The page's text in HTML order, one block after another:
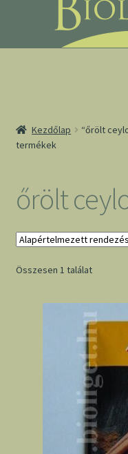
navigációhoz
tartalomba
Kezdőlap
“őrölt
termékek
őrölt
Összesen 1 találat